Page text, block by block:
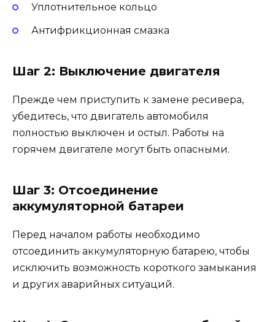
Уплотнительное кольцо
Антифрикционная смазка
Шаг 2: Выключение двигателя
Прежде чем приступить к замене ресивера,
убедитесь, что двигатель автомобиля
полностью выключен и остыл. Работы на
горячем двигателе могут быть опасными.
Шаг 3: Отсоединение
аккумуляторной батареи
Перед началом работы необходимо
отсоединить аккумуляторную батарею, чтобы
исключить возможность короткого замыкания
и других аварийных ситуаций.